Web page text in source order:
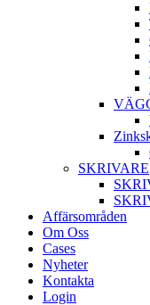
SKRIVARE
Affärsområden
Om Oss
Cases
Nyheter
Kontakta
Login